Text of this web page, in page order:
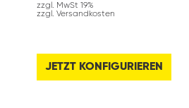
zzgl. MwSt 19%
zzgl. Versandkosten
JETZT KONFIGURIEREN